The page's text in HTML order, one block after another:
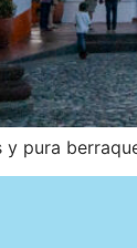
pura